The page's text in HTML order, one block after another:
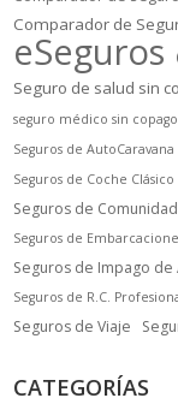
Comparador de
eSeguros
Seguro de salud sin
seguro médico sin copago
Seguros de AutoCaravana
Seguros de Coche Clásico
Seguros de
Seguros de
Seguros de Impago
Seguros de R.C.
Seguros de Viaje
CATEGORÍAS